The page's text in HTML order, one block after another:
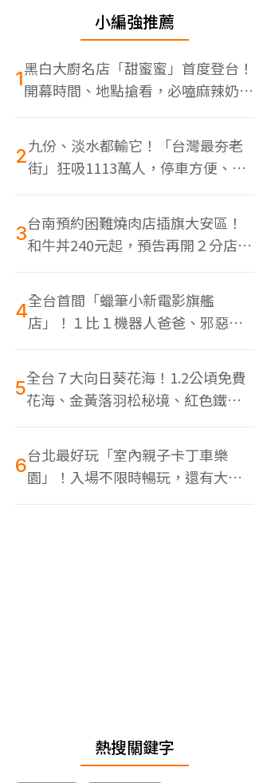
小編強推薦
1黑白大廚名店「甜蜜蜜」首度登台！
開幕時間、地點搶看，必嗑麻辣奶油
蝦
2九份、淡水都輸它！「台灣最夯老
街」狂吸1113萬人，停車方便、特
色美食多
3台南預約困難燒肉店插旗大安區！
和牛丼240元起，預告再開２分店、
地點曝光
4全台首間「蠟筆小新電影旗艦
店」！１比１機器人爸爸、邪惡正
男，百款周邊買翻
5全台７大向日葵花海！1.2公頃免費
花海、金黃落羽松秘境、紅色鐵橋
同框
6台北最好玩「室內親子卡丁車樂
園」！入場不限時暢玩，還有大螢
幕Switch遊戲區
熱搜關鍵字